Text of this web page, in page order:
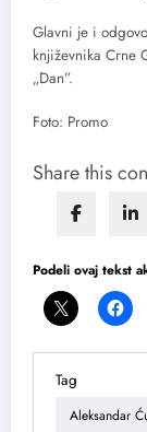
Glavni je i
književnika Crne
„Dan”.
Foto: Promo
Share this
Podeli ovaj tekst
Tag
Aleksandar